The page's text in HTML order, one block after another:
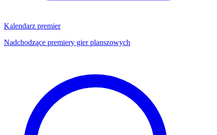
Kalendarz premier
Nadchodzące premiery gier planszowych